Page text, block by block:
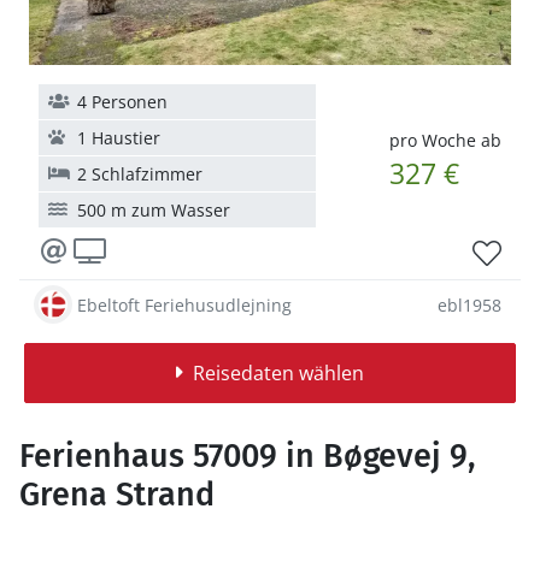
pro Woche ab
327 €
4 Personen
1 Haustier
2 Schlafzimmer
500 m zum Wasser
Ebeltoft Feriehusudlejning ebl1958
Reisedaten wählen
Ferienhaus 57009 in Bøgevej 9,
Grena Strand